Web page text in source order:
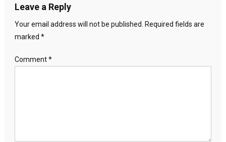
Leave a Reply
Your email address will not be published. Required fields are
marked *
Comment*